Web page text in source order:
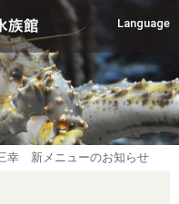
Language
幸 新メニューのお知らせ